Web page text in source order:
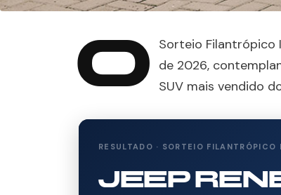
O Sorteio Filantrópico
de 2026,
SUV mais vendido
RESULTADO · SORTEIO
JEEP